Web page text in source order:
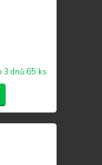
3 dnů 65 ks